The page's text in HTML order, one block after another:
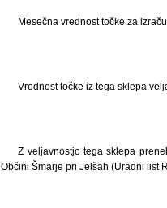
Mesečna vrednost točke za
Vrednost točke iz tega sklepa
Z veljavnostjo tega sklepa
Občini Šmarje pri Jelšah (Uradni list